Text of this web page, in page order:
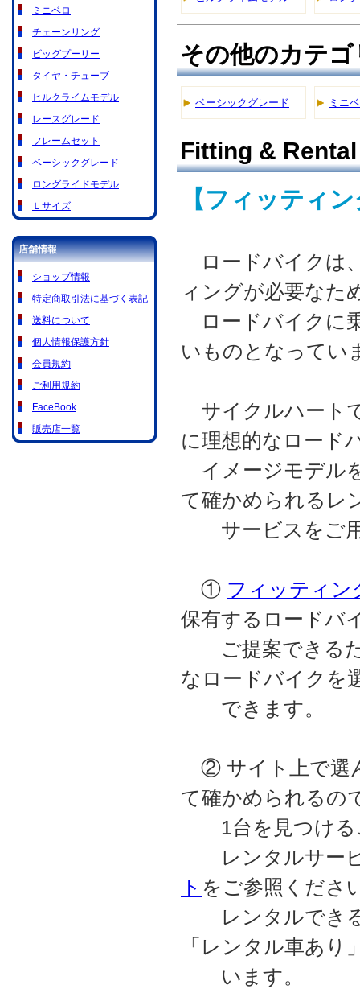
その他のカテゴ
ベーシックグレード ミニ
Fitting & Rental
【フィッティ
ロードバイクは
ィングが必要なた
ロードバイクに
いものとなってい
サイクルハート
に理想的なロード
イメージモデル
て確かめられるレ
サービスをご用
① フィッティン
保有するロードバ
ご提案できるた
なロードバイクを
できます。
② サイト上で選
て確かめられるの
1台を見つける
レンタルサービ
ト をご参照くださ
レンタルでき
「レンタル車あり
います。
ミニベロ
チェーンリング
ビッグプーリー
タイヤ・チューブ
ヒルクライムモデル
レースグレード
フレームセット
ベーシックグレード
ロングライドモデル
Ｌサイズ
店舗情報
ショップ情報
特定商取引法に基づく表記
送料について
個人情報保護方針
会員規約
ご利用規約
FaceBook
販売店一覧